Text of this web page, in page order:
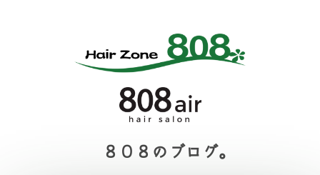
８０８のブログ。